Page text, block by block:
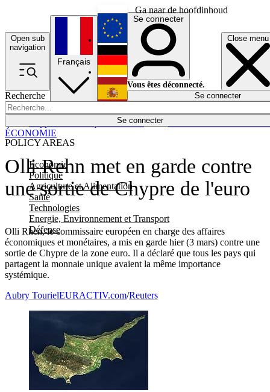
Ga naar de hoofdinhoud
Open sub
navigation
Close menu
Recherche
Se connecter
POLICY AREAS
Economie
Politique
Agriculture et Alimentation
Santé
Technologies
Energie, Environnement et Transport
Défense
Économie
Français
English
Deutsch
Español
Se connecter
Vous êtes déconnecté.
Se connecter
Olli Rehn met en garde contre
une sortie de Chypre de l'euro
Olli Rhen, le commissaire européen en charge des affaires
économiques et monétaires, a mis en garde hier (3 mars) contre une
sortie de Chypre de la zone euro. Il a déclaré que tous les pays qui
partagent la monnaie unique avaient la même importance
systémique.
ÉCONOMIE
Aubry TourielEURACTIV.com/Reuters